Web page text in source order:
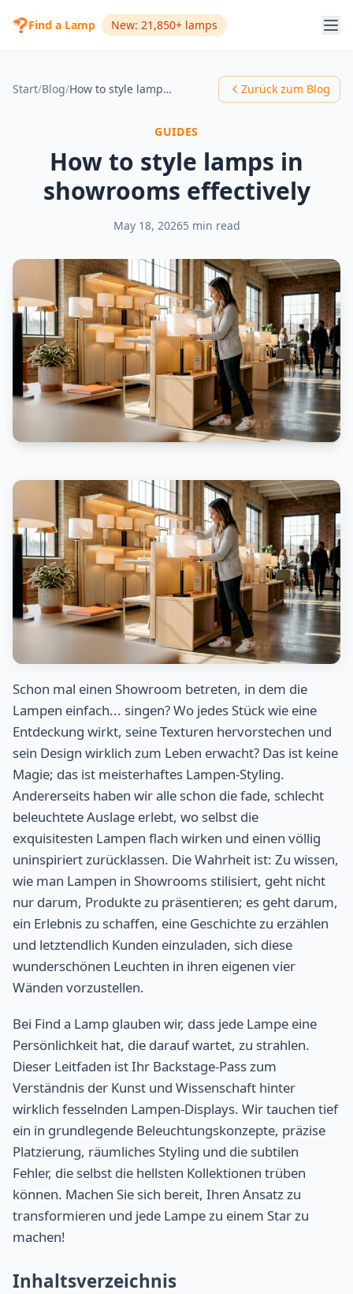
Find a Lamp New: 21,850+ lamps
Start/Blog/ How to style lamps in showrooms effectively Zurück zum Blog
GUIDES
How to style lamps in
showrooms effectively
May 18, 20265 min read
Schon mal einen Showroom betreten, in dem die
Lampen einfach... singen? Wo jedes Stück wie eine
Entdeckung wirkt, seine Texturen hervorstechen und
sein Design wirklich zum Leben erwacht? Das ist keine
Magie; das ist meisterhaftes Lampen-Styling.
Andererseits haben wir alle schon die fade, schlecht
beleuchtete Auslage erlebt, wo selbst die
exquisitesten Lampen flach wirken und einen völlig
uninspiriert zurücklassen. Die Wahrheit ist: Zu wissen,
wie man Lampen in Showrooms stilisiert, geht nicht
nur darum, Produkte zu präsentieren; es geht darum,
ein Erlebnis zu schaffen, eine Geschichte zu erzählen
und letztendlich Kunden einzuladen, sich diese
wunderschönen Leuchten in ihren eigenen vier
Wänden vorzustellen.
Bei Find a Lamp glauben wir, dass jede Lampe eine
Persönlichkeit hat, die darauf wartet, zu strahlen.
Dieser Leitfaden ist Ihr Backstage-Pass zum
Verständnis der Kunst und Wissenschaft hinter
wirklich fesselnden Lampen-Displays. Wir tauchen tief
ein in grundlegende Beleuchtungskonzepte, präzise
Platzierung, räumliches Styling und die subtilen
Fehler, die selbst die hellsten Kollektionen trüben
können. Machen Sie sich bereit, Ihren Ansatz zu
transformieren und jede Lampe zu einem Star zu
machen!
Inhaltsverzeichnis